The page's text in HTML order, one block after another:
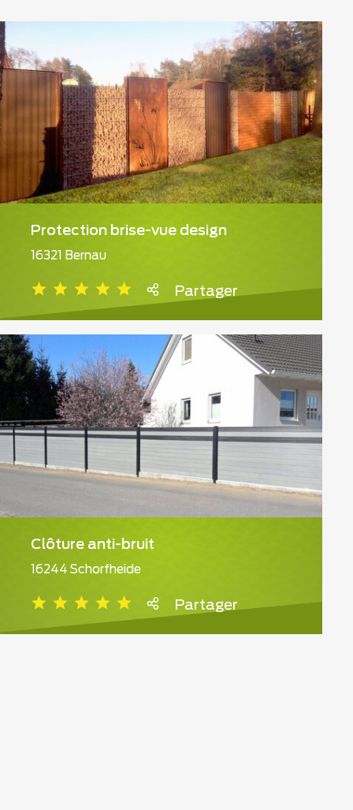
Protection brise-vue design
16321 Bernau
Partager
Clôture anti-bruit
16244 Schorfheide
Partager